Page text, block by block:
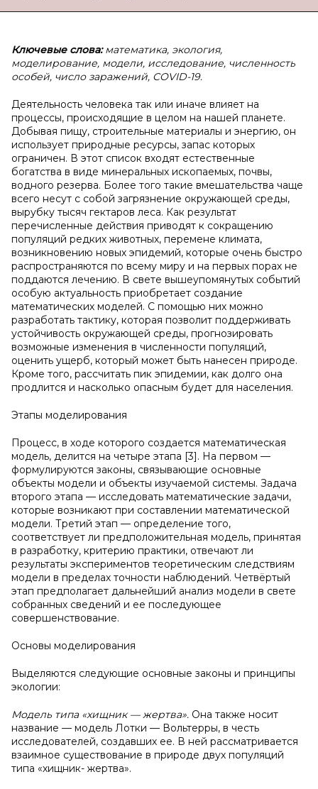
Ключевые слова:математика, экология,
моделирование, модели, исследование, численность
особей, число заражений, COVID-19.
Деятельность человека так или иначе влияет на
процессы, происходящие в целом на нашей планете.
Добывая пищу, строительные материалы и энергию, он
использует природные ресурсы, запас которых
ограничен. В этот список входят естественные
богатства в виде минеральных ископаемых, почвы,
водного резерва. Более того такие вмешательства чаще
всего несут с собой загрязнение окружающей среды,
вырубку тысяч гектаров леса. Как результат
перечисленные действия приводят к сокращению
популяций редких животных, перемене климата,
возникновению новых эпидемий, которые очень быстро
распространяются по всему миру и на первых порах не
поддаются лечению. В свете вышеупомянутых событий
особую актуальность приобретает создание
математических моделей. С помощью них можно
разработать тактику, которая позволит поддерживать
устойчивость окружающей среды, прогнозировать
возможные изменения в численности популяций,
оценить ущерб, который может быть нанесен природе.
Кроме того, рассчитать пик эпидемии, как долго она
продлится и насколько опасным будет для населения.
Этапы моделирования
Процесс, в ходе которого создается математическая
модель, делится на четыре этапа [3]. На первом —
формулируются законы, связывающие основные
объекты модели и объекты изучаемой системы. Задача
второго этапа — исследовать математические задачи,
которые возникают при составлении математической
модели. Третий этап — определение того,
соответствует ли предположительная модель, принятая
в разработку, критерию практики, отвечают ли
результаты экспериментов теоретическим следствиям
модели в пределах точности наблюдений. Четвёртый
этап предполагает дальнейший анализ модели в свете
собранных сведений и ее последующее
совершенствование.
Основы моделирования
Выделяются следующие основные законы и принципы
экологии:
Модель типа «хищник — жертва». Она также носит
название — модель Лотки — Вольтерры, в честь
исследователей, создавших ее. В ней рассматривается
взаимное существование в природе двух популяций
типа «хищник- жертва».